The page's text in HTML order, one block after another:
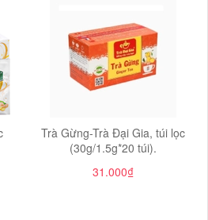
Trà Gừng-Trà Đại Gia, túi lọc
(30g/1.5g*20 túi).
31.000₫